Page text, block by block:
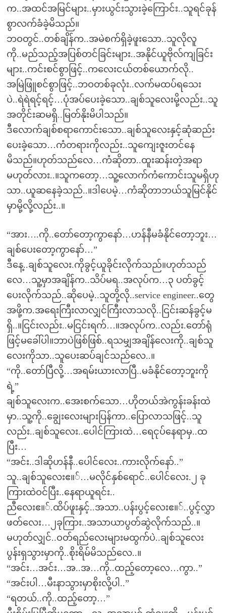
က..အထင်အမြင်များ..မှားယွင်းသွားခဲ့ကြောင်း..သူရင်ခုန်
စွာလက်ခံခဲ့မိသည်။
ဘဝတွင်..တစ်ချိန်က..အမဲစက်ရှိခဲ့ဖူးသော..သူလိုလူ
ကို..မည်သည့်အပြစ်တင်ခြင်းများ..အနိုင်ယူဗိုလ်ကျခြင်း
များ..ကင်းစင်စွာဖြင့်..ကလေးငယ်တစ်ယောက်လို..
အမြဲဖြူစင်စွာဖြင့်..ဘဝတစ်ခုလုံး..လက်မထပ်ရသေး
ပဲ..ရဲရဲရင့်ရင့်…ပုံအပ်ပေးခဲ့သော..ချစ်သူလေးမို့လည်း..သူ
အတိုင်းဆမရှိ..မြတ်နိုးမိပါသည်။
ဒီလောက်ချစ်စရာကောင်းသော..ချစ်သူလေးနှင့်ဆုံဆည်း
ပေးခဲ့သော…ကံတရားကိုလည်း..သူကျေးဇူးတင်နေ
မိသည်။ဟုတ်သည်လေ…ကံဆိုတာ..ထူးဆန်းတဲ့အရာ
မဟုတ်လား..။သူကတော့…သူ့လောက်ကံကောင်းသူမရှိဟု
သာ..ယူဆနေခဲ့သည်..။ဒါပေမဲ့…ကံဆိုတာဘယ်သူမြင်နိုင်
မှာမို့လို့လည်း..။
“အား….ကို..တော်တော့ကွာနော်…ဟန်နီမခံနိုင်တော့ဘူး…
ချစ်ပေးတော့ကွာနော်…”
ဒီနေ့..ချစ်သူလေး.ကိုခွင့်ယူခိုင်းလိုက်သည်။ဟုတ်သည်
လေ…သူ့မှာအချိန်က..သိပ်မရ..အလုပ်က…၃ ပတ်ခွင့်
ပေးလိုက်သည်..ဆိုပေမဲ့..သူတို့လို..service engineer..တွေ
အဖို့က.အရေးကြီးလာလျှင်ကြီးလာသလို..ငြင်းဆန်ခွင့်မ
ရှိ..။ငြင်းလည်း..မငြင်းရက်…။အလုပ်က..လည်း.တော်ရုံ
ဖြင့်မခေါ်ပါ။ဘာပဲဖြစ်ဖြစ်..ရသမျှအချိန်လေးကို..ချစ်သူ
လေးကိုသာ..သူပေးဆပ်ချင်သည်လေ..။
“ကို..တော်ပြီလို့…အရမ်းယားလာပြီ..မခံနိုင်တော့ဘူးကို
ရဲ့”
ချစ်သူလေးက..အေးစက်သော…ဟိုတယ်အဲကွန်းခန်းထဲ
မှာ..သူ့ကို..ချွေးလေးများပြန်ကာ..ပြောလာသဖြင့်..သူ
လည်း..ချစ်သူလေး..ပေါင်ကြားထဲ…ရေငုပ်နေရာမှ..ထ
ပြီး…
“အင်း..ဒါဆိုဟန်နီ..ပေါင်လေး..ကားလိုက်နော်..”
သူ..ချစ်သူလေးဧ။်…မလိုင်နှစ်ရောင်..ပေါင်လေး.၂ ခု
ကြားထဲဝင်ပြီး..နေရာယူရင်း..
ညီလေးဧ။်.ထိပ်ဖူးနှင့်..အသာ..ပန်းပွင့်လေးဧ။်..ပွင့်လွှာ
ဖတ်လေး…၂ခုကြား..အသာယာပွတ်ဆွဲလိုက်သည်..။
မဟုတ်လျှင်..ဝတ်ရည်လေးများမထွက်ပဲ..ချစ်သူလေး
ပွန်းရှသွားမှာကို..စိုးရိမ်မိသည်လေ..။
“အင်း…အင်း…အ..အ…ကို..ထည့်တော့လေ…ကွာ..”
“အင်းပါ…မီးနာသွားမှာစိုးလို့ပါ..”
“ရတယ်..ကို..ထည့်တော့…”